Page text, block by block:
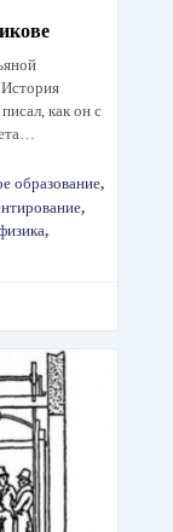
как он с
образование,
,
,